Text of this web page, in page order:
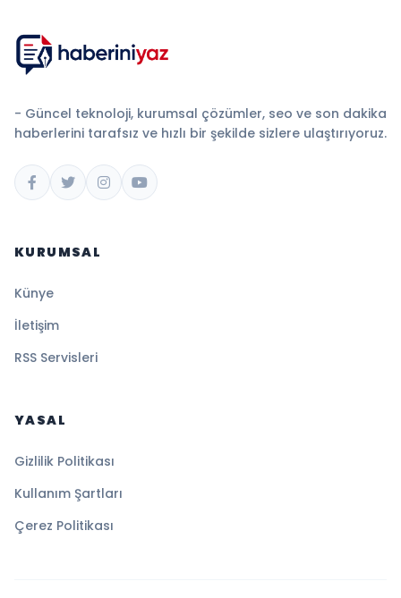
- Güncel teknoloji, kurumsal çözümler, seo ve son dakika
haberlerini tarafsız ve hızlı bir şekilde sizlere ulaştırıyoruz.
KURUMSAL
Künye
İletişim
RSS Servisleri
YASAL
Gizlilik Politikası
Kullanım Şartları
Çerez Politikası